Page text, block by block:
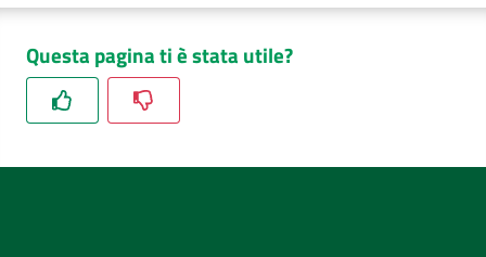
Questa pagina ti è stata utile?